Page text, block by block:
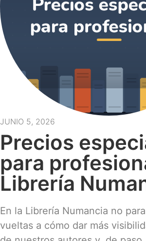
JUNIO 5, 2026
Precios
para
Librería
En la Librería Numancia no
vueltas a cómo dar más